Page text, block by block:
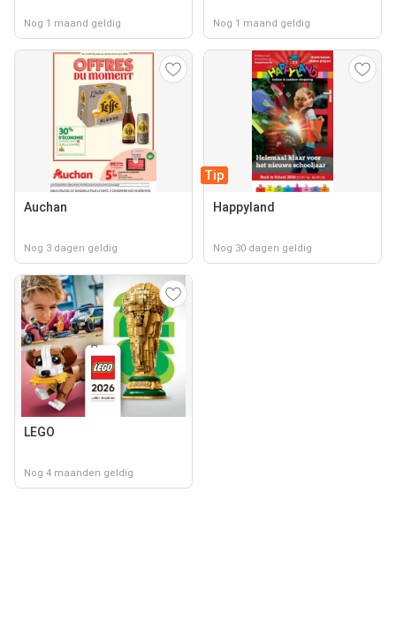
Nog 1 maand geldig Nog 1 maand geldig
Auchan
Nog 3 dagen geldig
Tip
Happyland
Nog 30 dagen geldig
LEGO
Nog 4 maanden geldig